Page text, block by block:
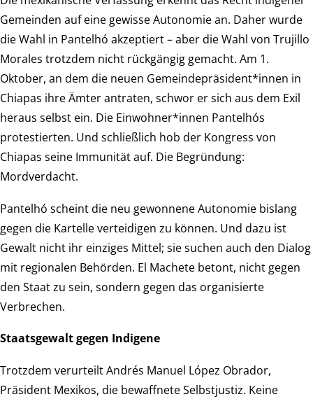
Gemeinden auf eine gewisse Autonomie an. Daher wurde
die Wahl in Pantelhó akzeptiert – aber die Wahl von Trujillo
Morales trotzdem nicht rückgängig gemacht. Am 1.
Oktober, an dem die neuen Gemeindepräsident*innen in
Chiapas ihre Ämter antraten, schwor er sich aus dem Exil
heraus selbst ein. Die Einwohner*innen Pantelhós
protestierten. Und schließlich hob der Kongress von
Chiapas seine Immunität auf. Die Begründung:
Mordverdacht.
Pantelhó scheint die neu gewonnene Autonomie bislang
gegen die Kartelle verteidigen zu können. Und dazu ist
Gewalt nicht ihr einziges Mittel; sie suchen auch den Dialog
mit regionalen Behörden. El Machete betont, nicht gegen
den Staat zu sein, sondern gegen das organisierte
Verbrechen.
Staatsgewalt gegen Indigene
Trotzdem verurteilt Andrés Manuel López Obrador,
Präsident Mexikos, die bewaffnete Selbstjustiz. Keine